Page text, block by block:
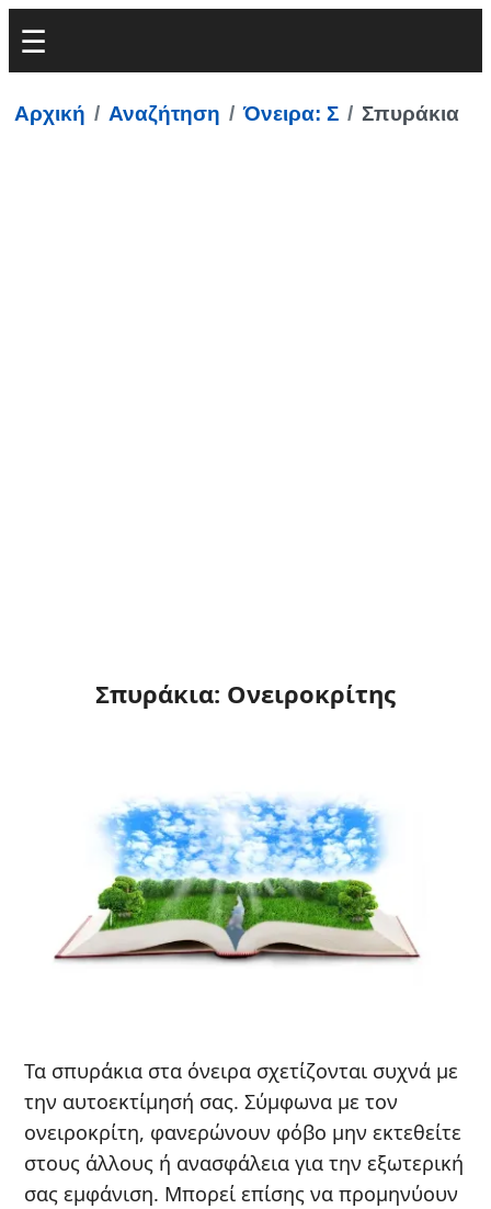
Αρχική Αναζήτηση Όνειρα: Σ Σπυράκια
Σπυράκια: Ονειροκρίτης
Τα σπυράκια στα όνειρα σχετίζονται συχνά με
την αυτοεκτίμησή σας. Σύμφωνα με τον
ονειροκρίτη, φανερώνουν φόβο μην εκτεθείτε
στους άλλους ή ανασφάλεια για την εξωτερική
σας εμφάνιση. Μπορεί επίσης να προμηνύουν